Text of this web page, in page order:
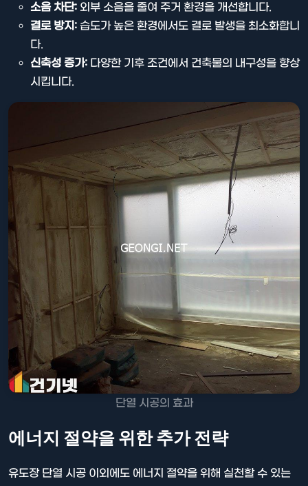
소음 차단: 외부 소음을 줄여 주거 환경을 개선합니다.
결로 방지: 습도가 높은 환경에서도 결로 발생을 최소화합니
다.
신축성 증가: 다양한 기후 조건에서 건축물의 내구성을 향상
시킵니다.
단열 시공의 효과
에너지 절약을 위한 추가 전략
유도장 단열 시공 이외에도 에너지 절약을 위해 실천할 수 있는